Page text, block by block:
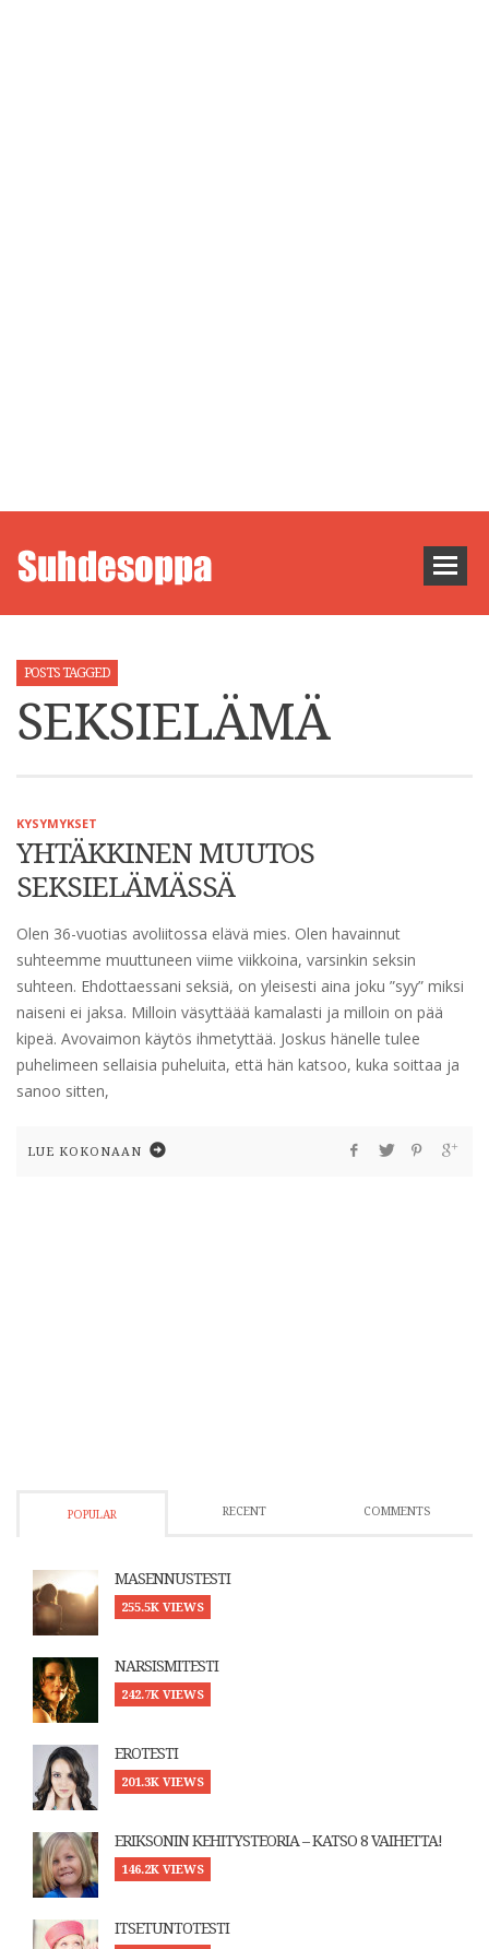
POSTS TAGGED
SEKSIELÄMÄ
KYSYMYKSET
YHTÄKKINEN MUUTOS
SEKSIELÄMÄSSÄ
Olen 36-vuotias avoliitossa elävä mies. Olen havainnut
suhteemme muuttuneen viime viikkoina, varsinkin seksin
suhteen. Ehdottaessani seksiä, on yleisesti aina joku ”syy” miksi
naiseni ei jaksa. Milloin väsyttäää kamalasti ja milloin on pää
kipeä. Avovaimon käytös ihmetyttää. Joskus hänelle tulee
puhelimeen sellaisia puheluita, että hän katsoo, kuka soittaa ja
sanoo sitten,
LUE KOKONAAN
POPULAR RECENT COMMENTS
MASENNUSTESTI
255.5K VIEWS
NARSISMITESTI
242.7K VIEWS
EROTESTI
201.3K VIEWS
ERIKSONIN KEHITYSTEORIA – KATSO 8 VAIHETTA!
146.2K VIEWS
ITSETUNTOTESTI